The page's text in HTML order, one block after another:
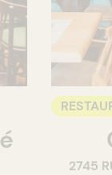
2745